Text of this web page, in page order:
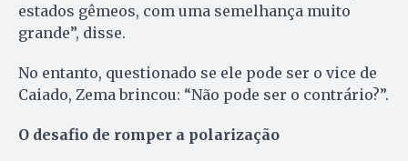
estados gêmeos, com uma semelhança muito
grande”, disse.
No entanto, questionado se ele pode ser o vice de
Caiado, Zema brincou: “Não pode ser o contrário?”.
O desafio de romper a polarização